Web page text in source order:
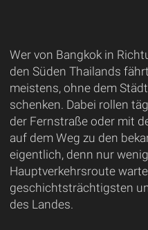
Wer von Bangkok in
den Süden Thailands
meistens, ohne dem
schenken. Dabei rollen
der Fernstraße oder mit
auf dem Weg zu den
eigentlich, denn nur
Hauptverkehrsroute
geschichtsträchtigsten
des Landes.